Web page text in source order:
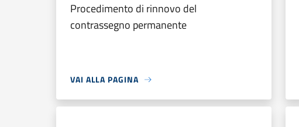
Procedimento di rinnovo del
contrassegno permanente
VAI ALLA PAGINA